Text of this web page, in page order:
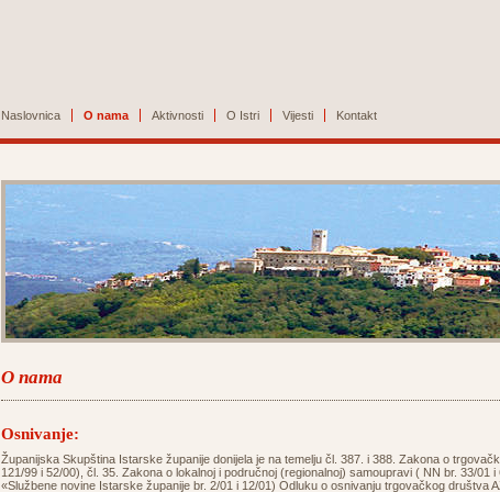
Naslovnica O nama Aktivnosti O Istri Vijesti Kontakt
O nama
Osnivanje:
Županijska Skupština Istarske županije donijela je na temelju čl. 387. i 388. Zakona o
121/99 i 52/00), čl. 35. Zakona o lokalnoj i područnoj (regionalnoj) samoupravi ( NN br. 33/01
«Službene novine Istarske županije br. 2/01 i 12/01) Odluku o osnivanju trgovačkog društva